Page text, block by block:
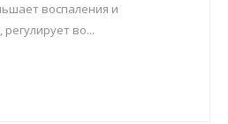
воспаления и
во...